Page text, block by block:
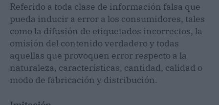
Referido a toda clase de información falsa que
pueda inducir a error a los consumidores, tales
como la difusión de etiquetados incorrectos, la
omisión del contenido verdadero y todas
aquellas que provoquen error respecto a la
naturaleza, características, cantidad, calidad o
modo de fabricación y distribución.